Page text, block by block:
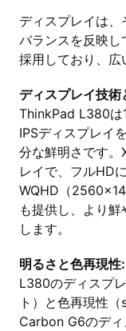
ディスプレイは
バランスを反映し
採用しており、広
ディスプレイ技術
ThinkPad L380は
IPSディスプレイ
分な鮮明さです
レイで、フルHD
WQHD（
も提供し、より
します。
明るさと色再現性:
L380のディスプ
ト）と色再現性
Carbon G6のデ